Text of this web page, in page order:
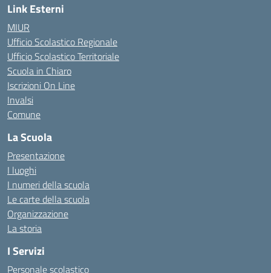
Link Esterni
MIUR
Ufficio Scolastico Regionale
Ufficio Scolastico Territoriale
Scuola in Chiaro
Iscrizioni On Line
Invalsi
Comune
La Scuola
Presentazione
I luoghi
I numeri della scuola
Le carte della scuola
Organizzazione
La storia
I Servizi
Personale scolastico